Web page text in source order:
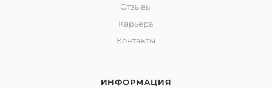
Отзывы
Карьера
Контакты
ИНФОРМАЦИЯ